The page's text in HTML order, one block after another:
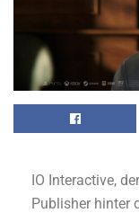
IO Interactive,
Publisher hinter